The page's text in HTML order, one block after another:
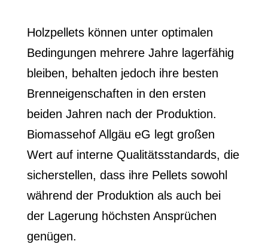
Holzpellets können unter optimalen
Bedingungen mehrere Jahre lagerfähig
bleiben, behalten jedoch ihre besten
Brenneigenschaften in den ersten
beiden Jahren nach der Produktion.
Biomassehof Allgäu eG legt großen
Wert auf interne Qualitätsstandards, die
sicherstellen, dass ihre Pellets sowohl
während der Produktion als auch bei
der Lagerung höchsten Ansprüchen
genügen.